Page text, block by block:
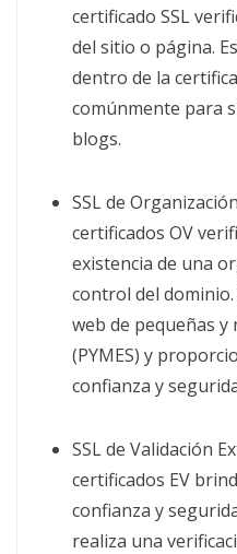
certificado SSL
del sitio o página.
dentro de la
comúnmente para
blogs.
SSL de
certificados OV
existencia de una
control del
web de pequeñas y
(PYMES) y
confianza y
SSL de Validación
certificados EV
confianza y
realiza una